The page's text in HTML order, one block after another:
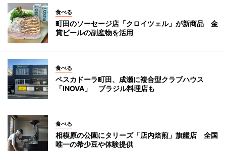
食べる
町田のソーセージ店「クロイツェル」が新商品 金
賞ビールの副産物を活用
食べる
ペスカドーラ町田、成瀬に複合型クラブハウス
「INOVA」 ブラジル料理店も
食べる
相模原の公園にタリーズ「店内焙煎」旗艦店 全国
唯一の希少豆や体験提供